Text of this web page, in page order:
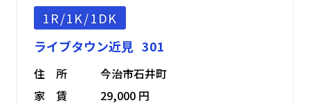
1R/1K/1DK
ライブタウン近見 301
住 所
今治市石井町
家 賃
29,000 円